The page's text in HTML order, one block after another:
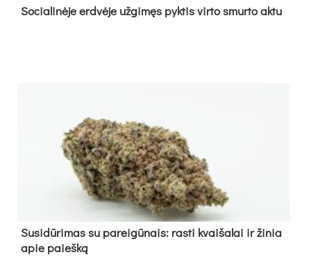
So­cia­li­nė­je erd­vė­je už­gi­męs pyk­tis vir­to smur­to ak­tu
Su­si­dū­ri­mas su pa­rei­gū­nais: ras­ti kvai­ša­lai ir ži­nia
apie paieš­ką